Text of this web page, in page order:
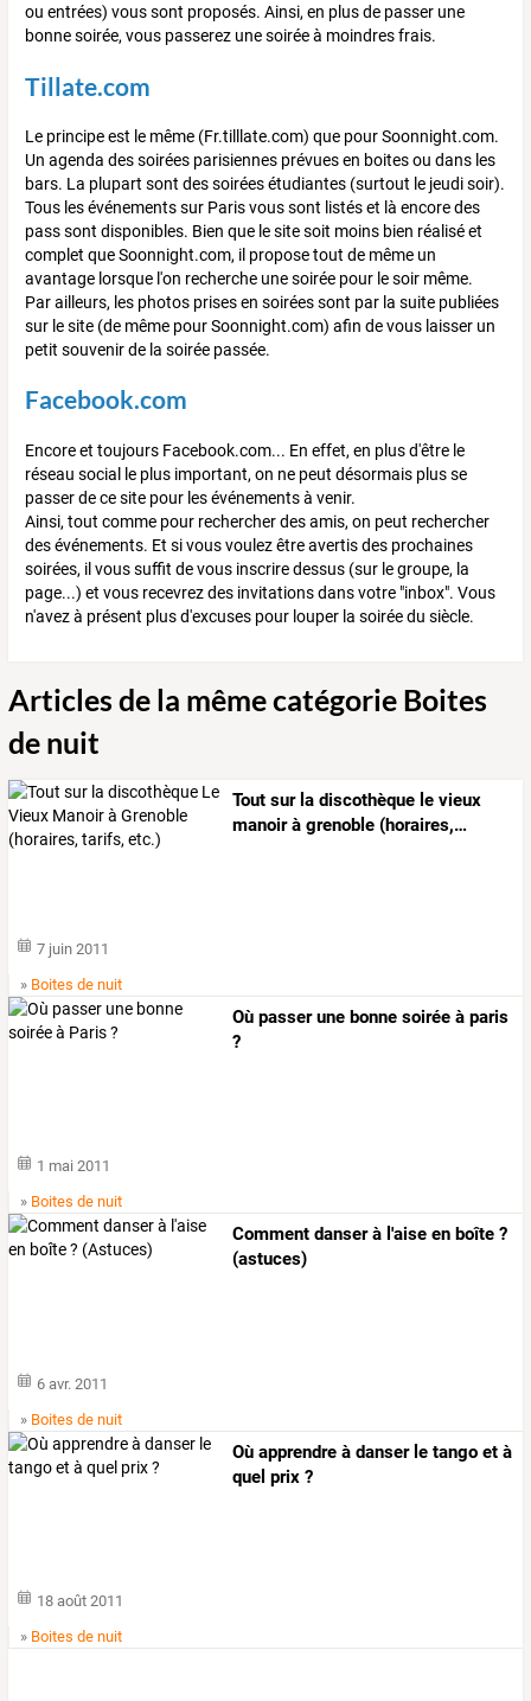
ou entrées) vous sont proposés. Ainsi, en plus de passer une
bonne soirée, vous passerez une soirée à moindres frais.
Tillate.com
Le principe est le même (Fr.tilllate.com) que pour Soonnight.com.
Un agenda des soirées parisiennes prévues en boites ou dans les
bars. La plupart sont des soirées étudiantes (surtout le jeudi soir).
Tous les événements sur Paris vous sont listés et là encore des
pass sont disponibles. Bien que le site soit moins bien réalisé et
complet que Soonnight.com, il propose tout de même un
avantage lorsque l'on recherche une soirée pour le soir même.
Par ailleurs, les photos prises en soirées sont par la suite publiées
sur le site (de même pour Soonnight.com) afin de vous laisser un
petit souvenir de la soirée passée.
Facebook.com
Encore et toujours Facebook.com... En effet, en plus d'être le
réseau social le plus important, on ne peut désormais plus se
passer de ce site pour les événements à venir.
Ainsi, tout comme pour rechercher des amis, on peut rechercher
des événements. Et si vous voulez être avertis des prochaines
soirées, il vous suffit de vous inscrire dessus (sur le groupe, la
page...) et vous recevrez des invitations dans votre "inbox". Vous
n'avez à présent plus d'excuses pour louper la soirée du siècle.
Articles de la même catégorie Boites
de nuit
Tout surla discothèque le vieux
manoirà grenoble (horaires,…
7 juin 2011
» Boites de nuit
Où passer une bonne soirée à paris
?
1 mai 2011
» Boites de nuit
Comment danser à l'aise en boîte ?
(astuces)
6 avr. 2011
» Boites de nuit
Où apprendre à danser le tango et à
quel prix ?
18 août 2011
» Boites de nuit